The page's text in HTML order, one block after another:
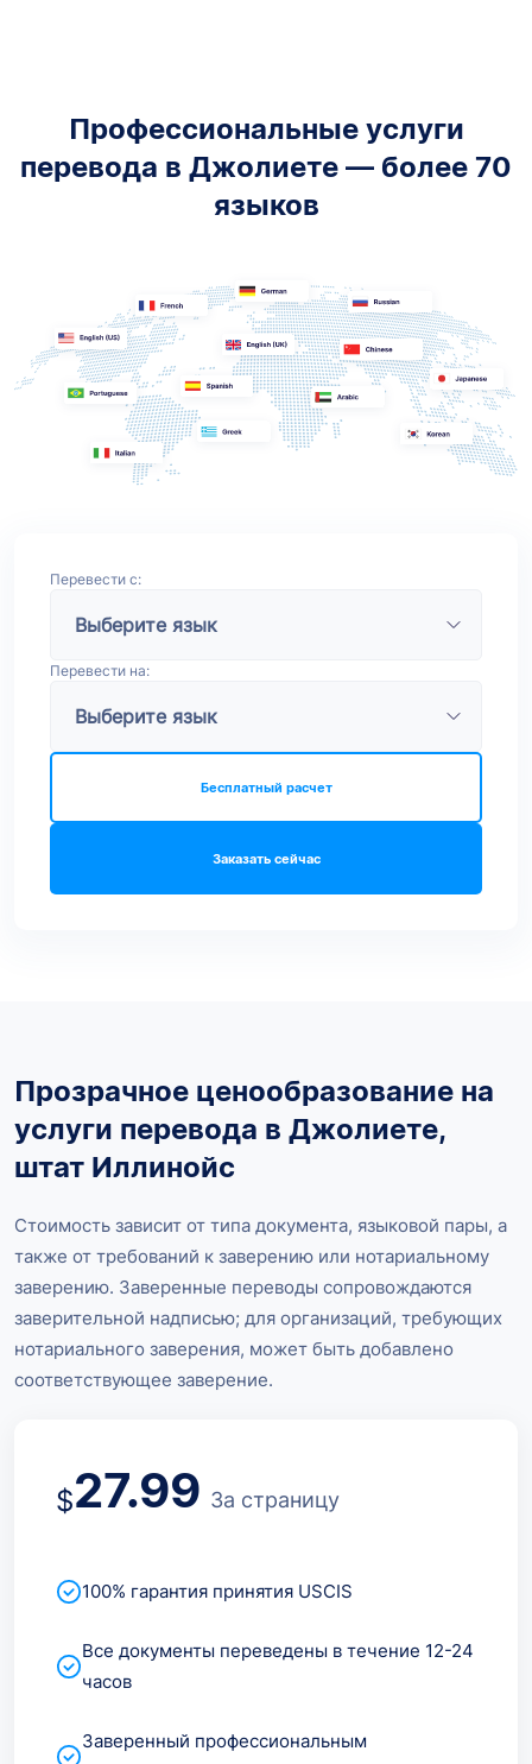
Профессиональные услуги
перевода в Джолиете — более 70
языков
Перевести с:
Перевести на:
Заказать сейчас
Бесплатный расчет
Прозрачное ценообразование на
услуги перевода в Джолиете,
штат Иллинойс
Стоимость зависит от типа документа, языковой пары, а
также от требований к заверению или нотариальному
заверению. Заверенные переводы сопровождаются
заверительной надписью; для организаций, требующих
нотариального заверения, может быть добавлено
соответствующее заверение.
$27.99 За страницу
100% гарантия принятия USCIS
Все документы переведены в течение 12-24
часов
Заверенный профессиональным